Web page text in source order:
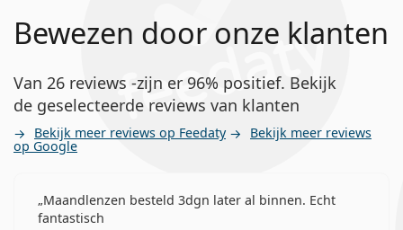
Bewezen door onze klanten
Van 26 reviews -zijn er 96% positief. Bekijk
de geselecteerde reviews van klanten
Bekijk meer reviews op Feedaty Bekijk meer reviews
op Google
Maandlenzen besteld 3dgn later al binnen. Echt
fantastisch